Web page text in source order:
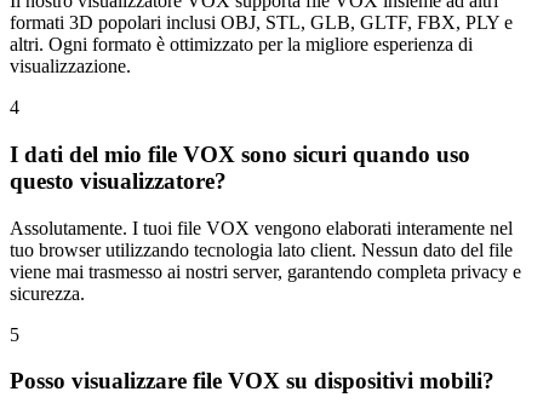
formati 3D popolari inclusi OBJ, STL, GLB, GLTF, FBX, PLY e
altri. Ogni formato è ottimizzato per la migliore esperienza di
visualizzazione.
4
I dati del mio file VOX sono sicuri quando uso
questo visualizzatore?
Assolutamente. I tuoi file VOX vengono elaborati interamente nel
tuo browser utilizzando tecnologia lato client. Nessun dato del file
viene mai trasmesso ai nostri server, garantendo completa privacy e
sicurezza.
5
Posso visualizzare file VOX su dispositivi mobili?